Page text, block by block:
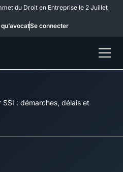
du Droit en Entreprise le 2 Juillet
Se connecter
: démarches, délais et